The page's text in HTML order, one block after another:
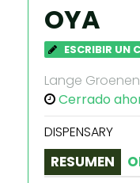
OYA
ESCRIBIR UN
Lange
Cerrado
DISPENSARY
RESUMEN